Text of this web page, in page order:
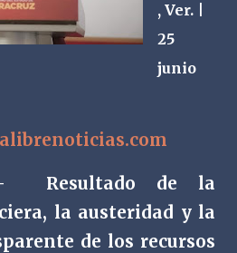
, Ver. |
25
junio
Resultado de la
la austeridad y la
de los recursos